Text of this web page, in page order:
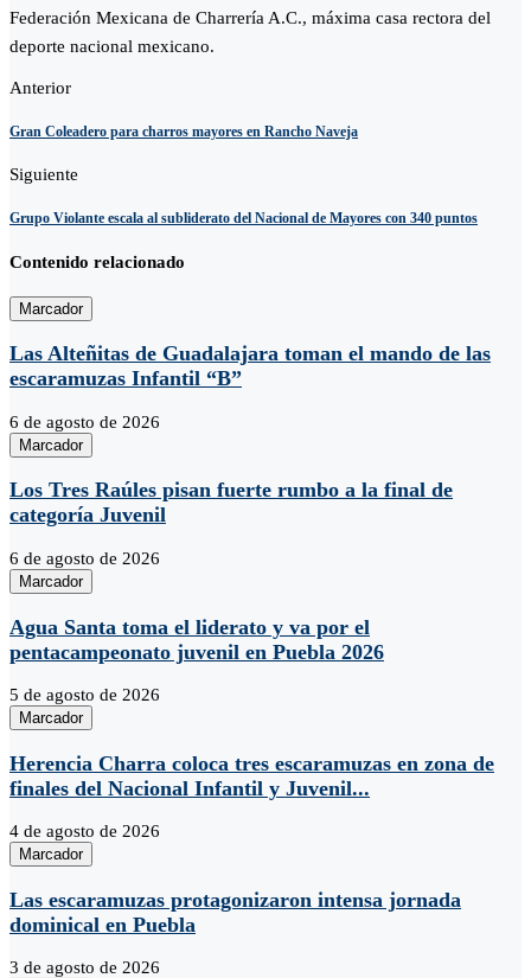
Federación Mexicana de Charrería A.C., máxima casa rectora del
deporte nacional mexicano.
Anterior
Gran Coleadero para charros mayores en Rancho Naveja
Siguiente
Grupo Violante escala al subliderato del Nacional de Mayores con 340 puntos
Contenido relacionado
Marcador
Las Alteñitas de Guadalajara toman el mando de las
escaramuzas Infantil “B”
6 de agosto de 2026
Marcador
Los Tres Raúles pisan fuerte rumbo a la final de
categoría Juvenil
6 de agosto de 2026
Marcador
Agua Santa toma el liderato y va por el
pentacampeonato juvenil en Puebla 2026
5 de agosto de 2026
Marcador
Herencia Charra coloca tres escaramuzas en zona de
finales del Nacional Infantil y Juvenil...
4 de agosto de 2026
Marcador
Las escaramuzas protagonizaron intensa jornada
dominical en Puebla
3 de agosto de 2026